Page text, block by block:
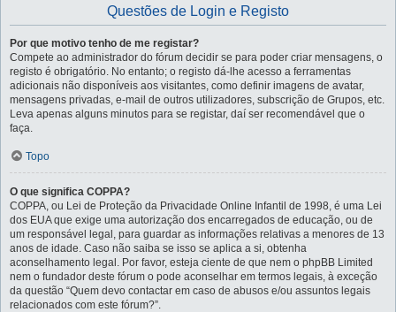
Questões de Login e Registo
Por que motivo tenho de me registar?
Compete ao administrador do fórum decidir se para poder criar mensagens, o
registo é obrigatório. No entanto; o registo dá-lhe acesso a ferramentas
adicionais não disponíveis aos visitantes, como definir imagens de avatar,
mensagens privadas, e-mail de outros utilizadores, subscrição de Grupos, etc.
Leva apenas alguns minutos para se registar, daí ser recomendável que o
faça.
Topo
O que significa COPPA?
COPPA, ou Lei de Proteção da Privacidade Online Infantil de 1998, é uma Lei
dos EUA que exige uma autorização dos encarregados de educação, ou de
um responsável legal, para guardar as informações relativas a menores de 13
anos de idade. Caso não saiba se isso se aplica a si, obtenha
aconselhamento legal. Por favor, esteja ciente de que nem o phpBB Limited
nem o fundador deste fórum o pode aconselhar em termos legais, à exceção
da questão “Quem devo contactar em caso de abusos e/ou assuntos legais
relacionados com este fórum?”.